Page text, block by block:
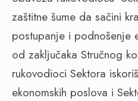
zaštitne šume da sačini
postupanje i podnošenje
od zaključaka Stručnog
rukovodioci Sektora
ekonomskih poslova i